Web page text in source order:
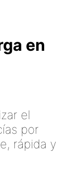
en
el
por
rápida y